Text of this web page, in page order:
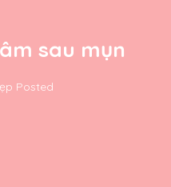
sau mụn
Posted